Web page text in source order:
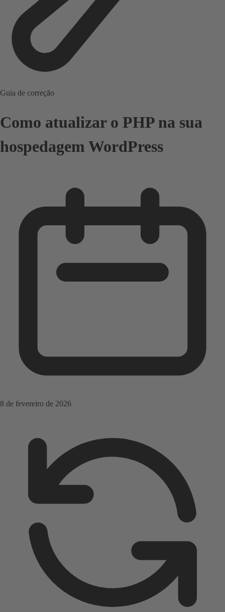
Guia de correção
Como atualizar o PHP na sua
hospedagem WordPress
8 de fevereiro de 2026